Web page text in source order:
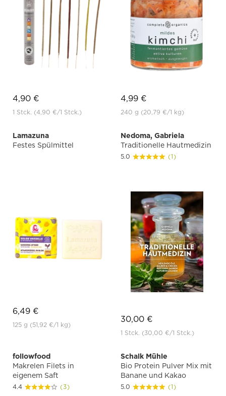
4,90 €
1 Stck. (4,90 €/1 Stck.)
4,99 €
240 g (20,79 €/1 kg)
Lamazuna
Festes Spülmittel
6,49 €
125 g (51,92 €/1 kg)
Nedoma, Gabriela
Traditionelle Hautmedizin
5.0 (1)
30,00 €
1 Stck. (30,00 €/1 Stck.)
followfood
Makrelen Filets in
eigenem Saft
4.4 (3)
Schalk Mühle
Bio Protein Pulver Mix mit
Banane und Kakao
5.0 (1)